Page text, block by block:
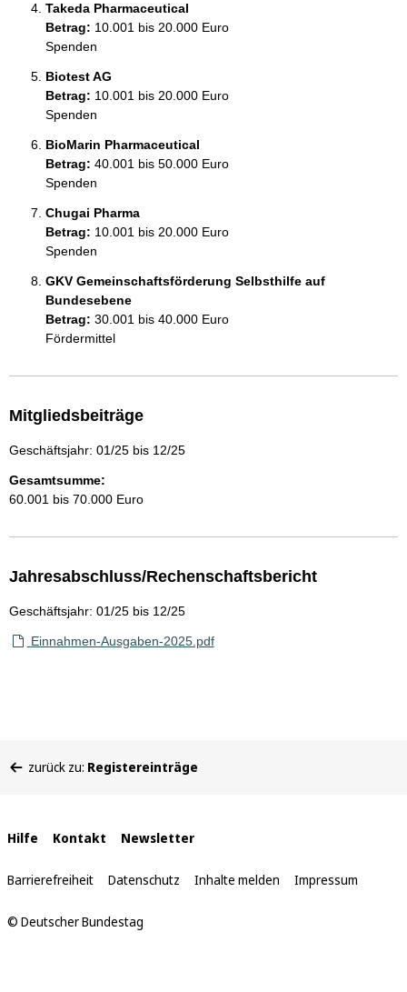
Takeda Pharmaceutical
Betrag: 10.001 bis 20.000 Euro
Spenden
Biotest AG
Betrag: 10.001 bis 20.000 Euro
Spenden
BioMarin Pharmaceutical
Betrag: 40.001 bis 50.000 Euro
Spenden
Chugai Pharma
Betrag: 10.001 bis 20.000 Euro
Spenden
GKV Gemeinschaftsförderung Selbsthilfe auf
Bundesebene
Betrag: 30.001 bis 40.000 Euro
Fördermittel
Mitgliedsbeiträge
Geschäftsjahr: 01/25 bis 12/25
Gesamtsumme:
60.001 bis 70.000 Euro
Jahresabschluss/Rechenschaftsbericht
Geschäftsjahr: 01/25 bis 12/25
Einnahmen-Ausgaben-2025.pdf
befinden
zurück zu: Registereinträge
Interne
Links
Hilfe Kontakt Newsletter
Barrierefreiheit Datenschutz Inhalte melden Impressum
© Deutscher Bundestag